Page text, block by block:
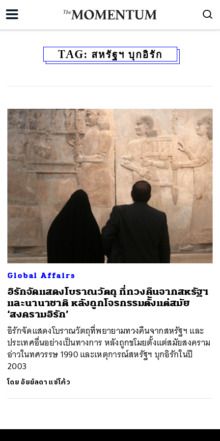
TAG: สหรัฐฯ บุกอิรัก
Global Affairs
อิรักจัดแสดงโบราณวัตถุ ที่ทวงคืนจากสหรัฐฯ
และนานาชาติ หลังถูกโจรกรรมตั้งแต่สมัย
‘สงครามอิรัก’
อิรักจัดแสดงโบราณวัตถุที่พยายามทวงคืนจากสหรัฐฯ และ
ประเทศอื่นอย่างเป็นทางการ หลังถูกขโมยตั้งแต่สมัยสงคราม
อ่าวในทศวรรษ 1990 และเหตุการณ์สหรัฐฯ บุกอิรักในปี
2003
โดย อัยย์ลดา แซ่โค้ว
ค้นหา
SHARE TWEET LINE EMAIL